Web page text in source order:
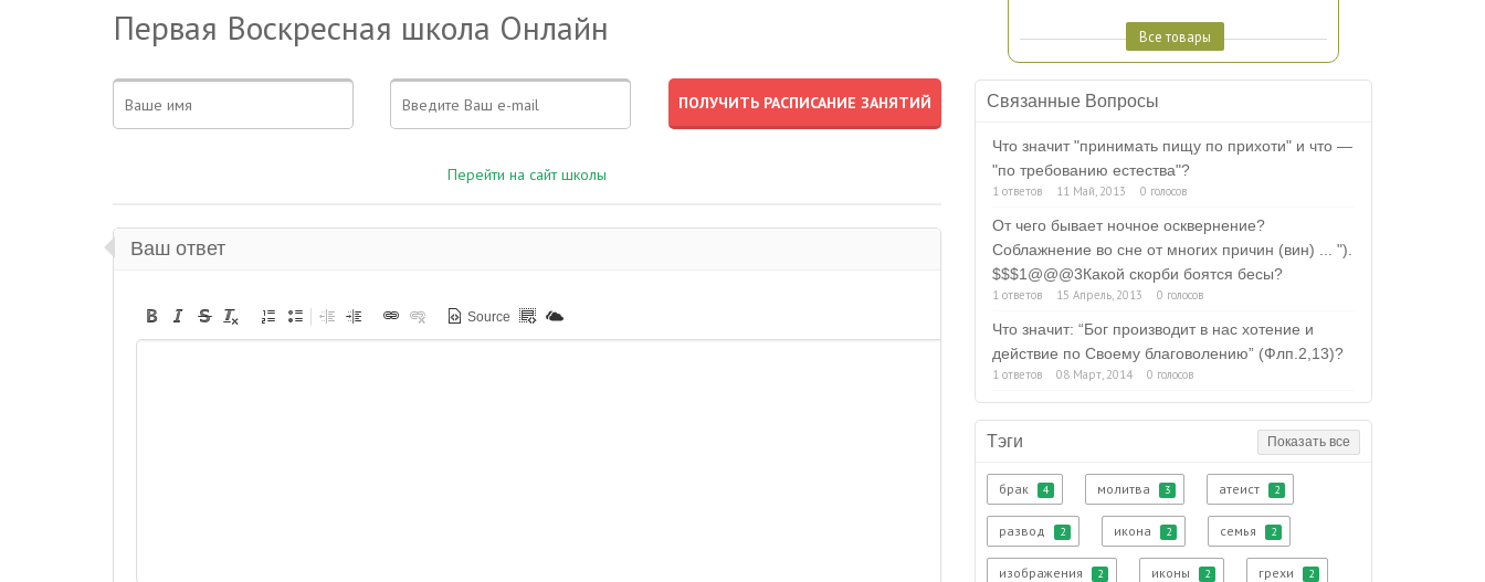
Первая Воскресная школа Онлайн
Перейти на сайт школы
Ваш ответ
Source
Все товары
Связанные Вопросы
Что значит "принимать пищу по прихоти" и что —
"по требованию естества"?
1 ответов 11 Май, 2013 0 голосов
От чего бывает ночное осквернение?
Соблажнение во сне от многих причин (вин) ... ").
$$$1@@@3Какой скорби боятся бесы?
1 ответов 15 Апрель, 2013 0 голосов
Что значит: “Бог производит в нас хотение и
действие по Своему благоволению” (Флп.2,13)?
1 ответов 08 Март, 2014 0 голосов
Тэги Показать все
брак 4 молитва 3 атеист 2
развод 2 икона 2 семья 2
изображения 2 иконы 2 грехи 2